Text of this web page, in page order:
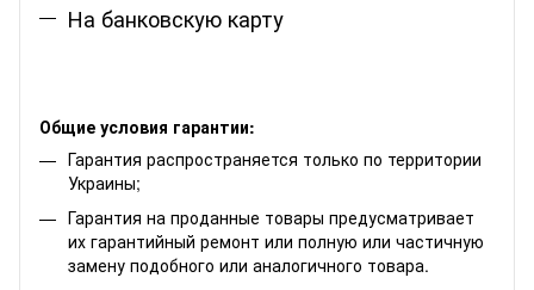
На банковскую карту
Общие условия гарантии:
Гарантия распространяется только по территории
Украины;
Гарантия на проданные товары предусматривает
их гарантийный ремонт или полную или частичную
замену подобного или аналогичного товара.